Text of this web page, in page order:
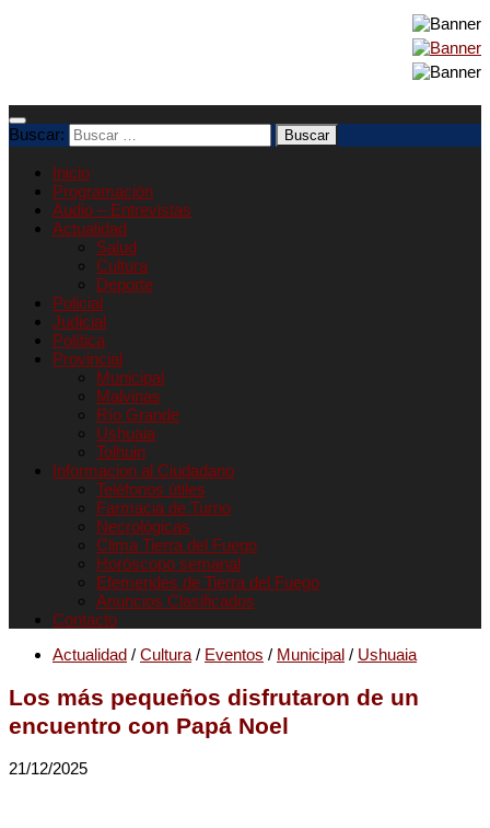
Buscar:
Inicio
Programación
Audio – Entrevistas
Actualidad
Salud
Cultura
Deporte
Policial
Judicial
Política
Provincial
Municipal
Malvinas
Río Grande
Ushuaia
Tolhuin
Informacion al Ciudadano
Teléfonos útiles
Farmacia de Turno
Necrológicas
Clima Tierra del Fuego
Horóscopo semanal
Efemerides de Tierra del Fuego
Anuncios Clasificados
Contacto
Actualidad / Cultura / Eventos / Municipal / Ushuaia
Los más pequeños disfrutaron de un
encuentro con Papá Noel
21/12/2025